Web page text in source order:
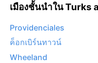
เมืองชั้นนำใน Turks
Providenciales
ค็อกเบิร์นทาวน์
Wheeland